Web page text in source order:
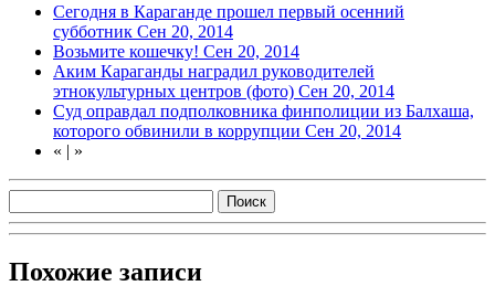
Сегодня в Караганде прошел первый осенний
субботник Сен 20, 2014
Возьмите кошечку! Сен 20, 2014
Аким Караганды наградил руководителей
этнокультурных центров (фото) Сен 20, 2014
Суд оправдал подполковника финполиции из Балхаша,
которого обвинили в коррупции Сен 20, 2014
« | »
Похожие записи